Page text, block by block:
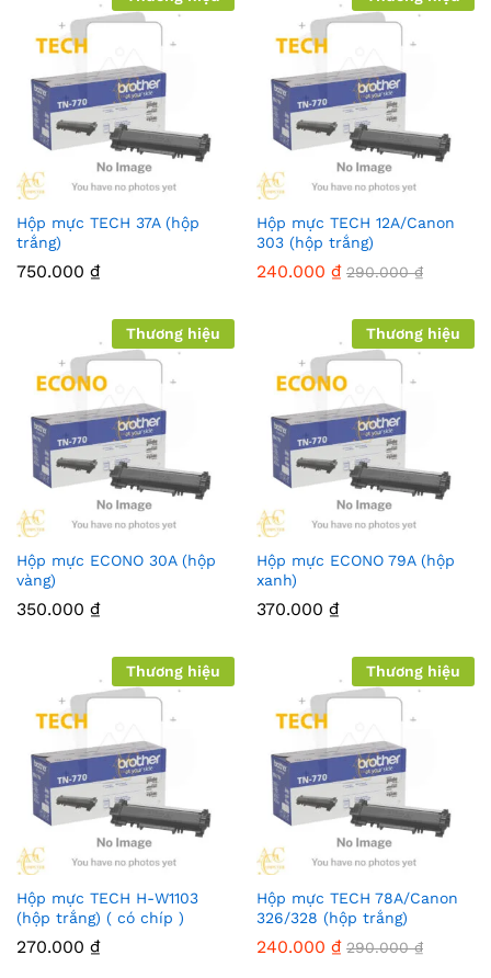
Hộp mực TECH 37A (hộp
trắng)
750.000 ₫
Hộp mực TECH 12A/Canon
303 (hộp trắng)
240.000 ₫ 290.000₫
Thương hiệu
Hộp mực ECONO 30A (hộp
vàng)
350.000 ₫
Thương hiệu
Hộp mực ECONO 79A (hộp
xanh)
370.000 ₫
Thương hiệu
Hộp mực TECH H-W1103
(hộp trắng) ( có chíp )
270.000 ₫
Thương hiệu
Hộp mực TECH 78A/Canon
326/328 (hộp trắng)
240.000 ₫ 290.000₫